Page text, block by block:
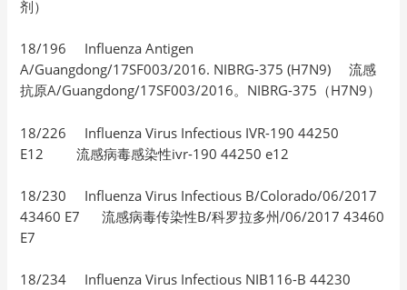
剂）
18/196 Influenza Antigen
A/Guangdong/17SF003/2016. NIBRG-375 (H7N9) 流感
抗原A/Guangdong/17SF003/2016。NIBRG-375（H7N9）
18/226 Influenza Virus Infectious IVR-190 44250
E12 流感病毒感染性ivr-190 44250 e12
18/230 Influenza Virus Infectious B/Colorado/06/2017
43460 E7 流感病毒传染性B/科罗拉多州/06/2017 43460
E7
18/234 Influenza Virus Infectious NIB116-B 44230